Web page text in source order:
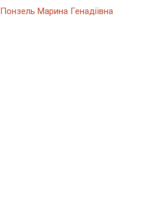
Понзель Марина Генадіївна